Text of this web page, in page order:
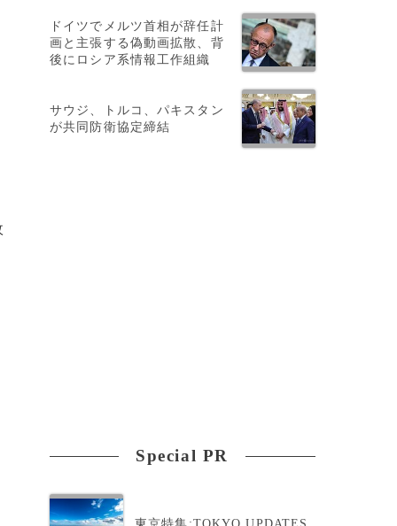
ドイツでメルツ首相が辞任計
画と主張する偽動画拡散、背
後にロシア系情報工作組織
サウジ、トルコ、パキスタン
が共同防衛協定締結
Special PR
東京特集:TOKYO UPDATES